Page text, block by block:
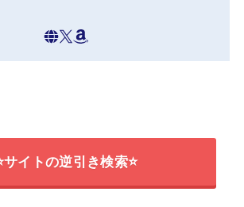
サイトの逆引き検索⭐